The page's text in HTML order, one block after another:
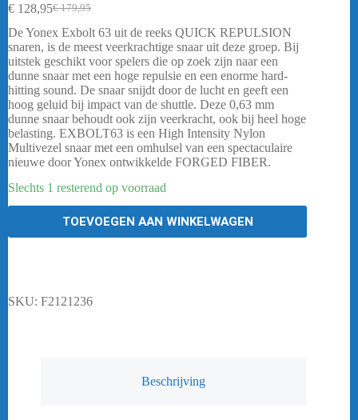
€179,95
Oorspronkelijke
prijs
was:
€ 179,95.
€ 128,95Huidige
prijs
is:
€ 128,95.
De Yonex Exbolt 63 uit de reeks QUICK REPULSION
snaren, is de meest veerkrachtige snaar uit deze groep. Bij
uitstek geschikt voor spelers die op zoek zijn naar een
dunne snaar met een hoge repulsie en een enorme hard-
hitting sound. De snaar snijdt door de lucht en geeft een
hoog geluid bij impact van de shuttle. Deze 0,63 mm
dunne snaar behoudt ook zijn veerkracht, ook bij heel hoge
belasting. EXBOLT63 is een High Intensity Nylon
Multivezel snaar met een omhulsel van een spectaculaire
nieuwe door Yonex ontwikkelde FORGED FIBER.
Slechts 1 resterend op voorraad
TOEVOEGEN AAN WINKELWAGEN
SKU: F2121236
Beschrijving